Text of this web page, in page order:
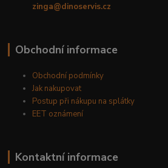
zinga@dinoservis.cz
Obchodní informace
Obchodní podmínky
Jak nakupovat
Postup při nákupu na splátky
EET oznámení
Kontaktní informace